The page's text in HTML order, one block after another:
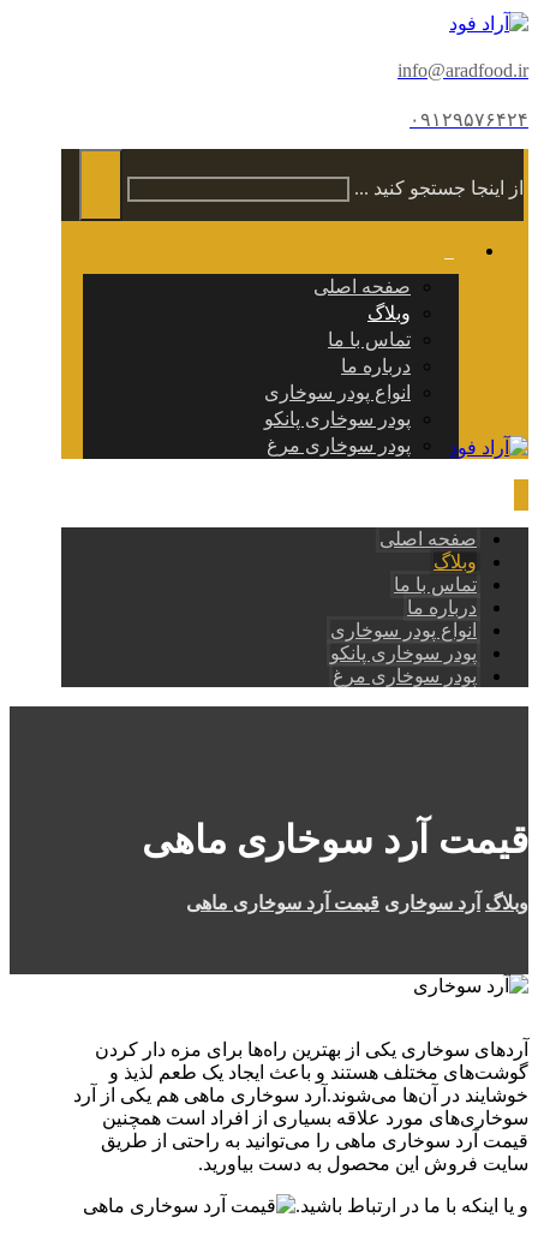
info@aradfood.ir
۰۹۱۲۹۵۷۶۴۲۴
از اینجا جستجو کنید ...
صفحه اصلی
وبلاگ
تماس با ما
درباره ما
انواع پودر سوخاری
پودر سوخاری پانکو
پودر سوخاری مرغ
صفحه اصلی
وبلاگ
تماس با ما
درباره ما
انواع پودر سوخاری
پودر سوخاری پانکو
پودر سوخاری مرغ
قیمت آرد سوخاری ماهی
وبلاگ آرد سوخاری قیمت آرد سوخاری ماهی
آردهای سوخاری یکی از بهترین راه‌ها برای مزه دار کردن
گوشت‌های مختلف هستند و باعث ایجاد یک طعم لذیذ و
خوشایند در آن‌ها می‌شوند.آرد سوخاری ماهی هم یکی از آرد
سوخاری‌های مورد علاقه بسیاری از افراد است همچنین
قیمت آرد سوخاری ماهی را می‌توانید به راحتی از طریق
سایت فروش این محصول به دست بیاورید.
و یا اینکه با ما در ارتباط باشید.